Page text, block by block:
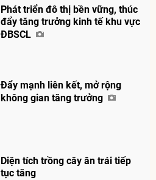
Phát triển đô thị bền vững, thúc
đẩy tăng trưởng kinh tế khu vực
ĐBSCL
Đẩy mạnh liên kết, mở rộng
không gian tăng trưởng
Diện tích trồng cây ăn trái tiếp
tục tăng